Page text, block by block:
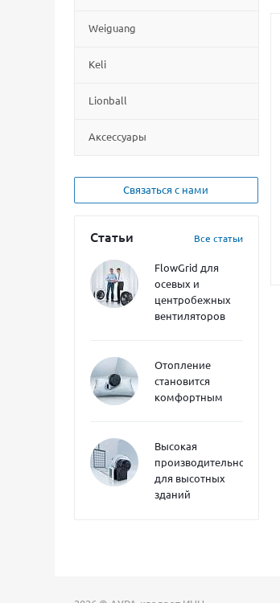
Weiguang
Keli
Lionball
Aксессуары
Связаться с нами
Статьи Все статьи
FlowGrid для
осевых и
центробежных
вентиляторов
Отопление
становится
комфортным
Высокая
производительность
для высотных
зданий